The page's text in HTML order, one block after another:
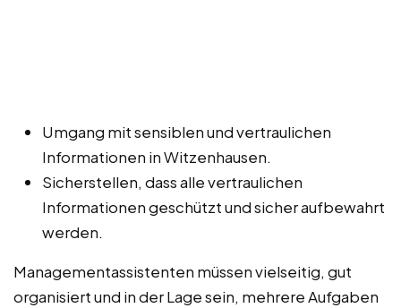
Umgang mit sensiblen und vertraulichen
Informationen in Witzenhausen.
Sicherstellen, dass alle vertraulichen
Informationen geschützt und sicher aufbewahrt
werden.
Managementassistenten müssen vielseitig, gut
organisiert und in der Lage sein, mehrere Aufgaben